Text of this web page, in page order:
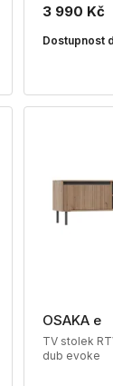
3 990 Kč
Dostupnost
OSAKA e
TV stolek
dub evoke